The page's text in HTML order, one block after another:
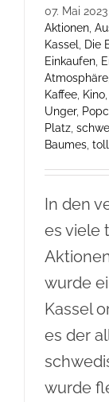
07. Mai 2023
Aktionen,
Kassel, Die
Einkaufen,
Atmosphäre
Kaffee, Kino,
Unger,
Platz,
Baumes,
In den
es viele
wurde
Kassel
es der
wurde